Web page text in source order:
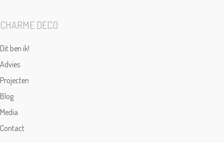
CHARME DECO
Dit ben ik!
Advies
Projecten
Blog
Media
Contact